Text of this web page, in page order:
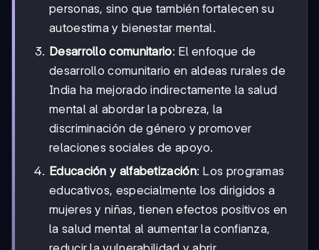
personas, sino que también fortalecen su
autoestima y bienestar mental.
Desarrollo comunitario: El enfoque de
desarrollo comunitario en aldeas rurales de
India ha mejorado indirectamente la salud
mental al abordar la pobreza, la
discriminación de género y promover
relaciones sociales de apoyo.
Educación y alfabetización: Los programas
educativos, especialmente los dirigidos a
mujeres y niñas, tienen efectos positivos en
la salud mental al aumentar la confianza,